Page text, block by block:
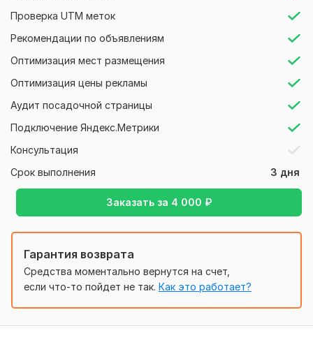
Проверка UTM меток
Рекомендации по объявлениям
Оптимизация мест размещения
Оптимизация цены рекламы
Аудит посадочной страницы
Подключение Яндекс.Метрики
Консультация
Срок выполнения
3 дня
Заказать за 4 000 ₽
для удешевления стоимости кликов;
- Чистка лишних запросов с добавление минус-слов;
- Чистка неэффективных площадок;
- Установка UTM меток на все url;
- Установка ключевой цели конверсии, по которой показы
будут оптимизироваться;
- Оптимизация расширений - уточнения, быстрые ссылки,
1. Страница вашего сайта;
3. Бюджет для рекламной кампании;
4. Желаемый KPI.
Тип: Аудит и оптимизация
Гарантия возврата
Средства моментально вернутся на счет,
если что-то пойдет не так. Как это работает?